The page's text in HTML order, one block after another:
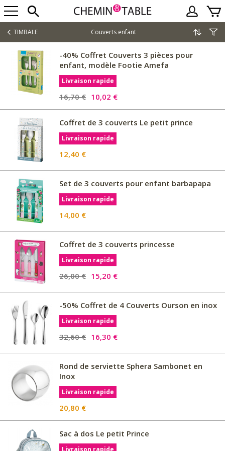
TIMBALE Couverts enfant
-40% Coffret Couverts 3 pièces pour
enfant, modèle Footie Amefa
Livraison rapide
16,70 € 10,02 €
Coffret de 3 couverts Le petit prince
Livraison rapide
12,40 €
Set de 3 couverts pour enfant barbapapa
Livraison rapide
14,00 €
Coffret de 3 couverts princesse
Livraison rapide
26,00 € 15,20 €
-50% Coffret de 4 Couverts Ourson en inox
Livraison rapide
32,60 € 16,30 €
Rond de serviette Sphera Sambonet en
Inox
Livraison rapide
20,80 €
Sac à dos Le petit Prince
Livraison rapide